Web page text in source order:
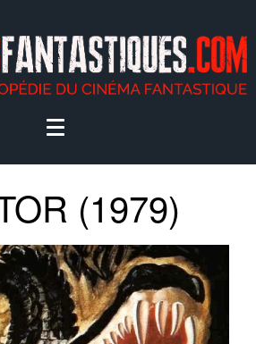
(1979)